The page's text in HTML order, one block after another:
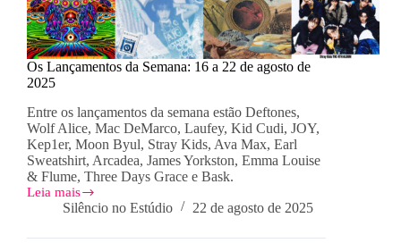
Os Lançamentos da Semana: 16 a 22 de agosto de
2025
Entre os lançamentos da semana estão Deftones,
Wolf Alice, Mac DeMarco, Laufey, Kid Cudi, JOY,
Kep1er, Moon Byul, Stray Kids, Ava Max, Earl
Sweatshirt, Arcadea, James Yorkston, Emma Louise
& Flume, Three Days Grace e Bask.
Leia mais
Os
Lançamentos
Silêncio no Estúdio 22 de agosto de 2025